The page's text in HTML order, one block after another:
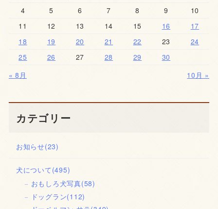
4
5 6 7 8 9
10
11
12 13 14 15 16
17
18
19 20 21 22 23
24
25
26 27 28 29
30
« 8月
10月 »
カテゴリー
お知らせ(23)
犬について (495)
おもしろ犬写真(58)
ドッグラン(112)